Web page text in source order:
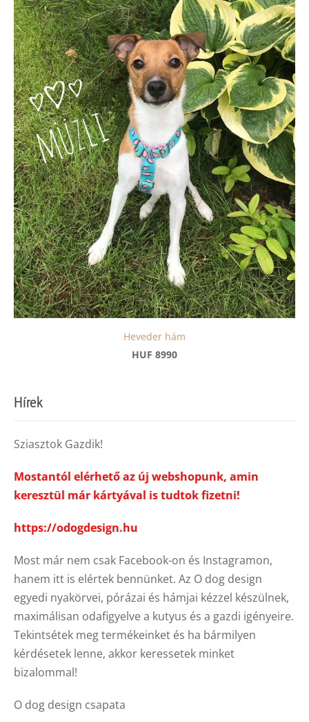
Hírek
Sziasztok Gazdik!
Mostantól elérhető az új webshopunk, amin
keresztül már kártyával is tudtok fizetni!
https://odogdesign.hu
Most már nem csak Facebook-on és Instagramon,
hanem itt is elértek bennünket. Az O dog design
egyedi nyakörvei, pórázai és hámjai kézzel készülnek,
maximálisan odafigyelve a kutyus és a gazdi igényeire.
Tekintsétek meg termékeinket és ha bármilyen
kérdésetek lenne, akkor keressetek minket
bizalommal!
O dog design csapata
Heveder hám
HUF 8990